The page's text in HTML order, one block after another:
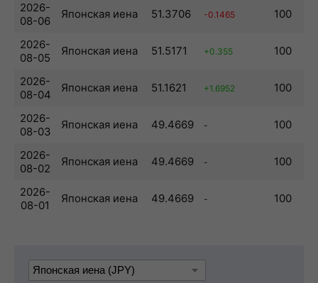
2026-
08-06
Японская иена 51.3706 -0.1465 100
2026-
08-05
Японская иена 51.5171 +0.355 100
2026-
08-04
Японская иена 51.1621 +1.6952 100
2026-
08-03
Японская иена 49.4669 - 100
2026-
08-02
Японская иена 49.4669 - 100
2026-
08-01
Японская иена 49.4669 - 100